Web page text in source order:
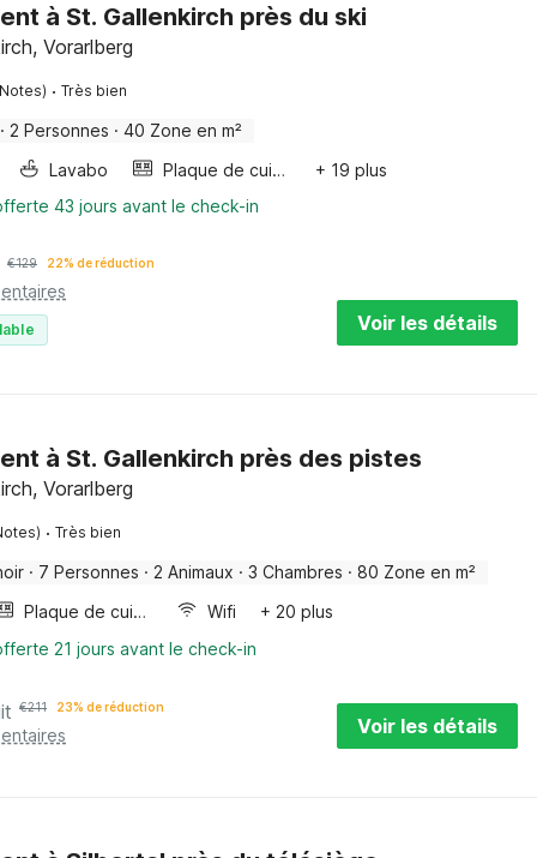
à St. Gallenkirch près du ski
Vorarlberg
· Très bien
· 2 Personnes · 40 Zone en m²
Lavabo
Plaque de cuisson
+ 19 plus
43 jours avant le check-in
€129 22% de réduction
Voir les détails
à St. Gallenkirch près des pistes
Vorarlberg
· Très bien
· 7 Personnes · 2 Animaux · 3 Chambres · 80 Zone en m²
Plaque de cuisson
Wifi
+ 20 plus
21 jours avant le check-in
€211 23% de réduction
Voir les détails